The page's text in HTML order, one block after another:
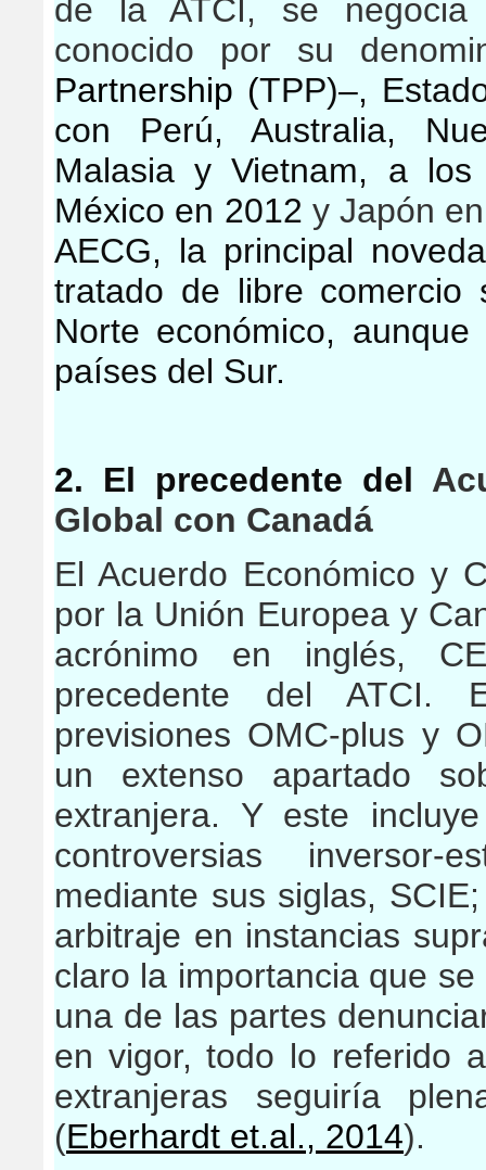
de la ATCI, se negocia
conocido por su
Partnership (TPP)–,
con Perú, Australia,
Malasia y Vietnam, a
México en 2012 y Japón
AECG, la principal
tratado de libre comercio
Norte económico,
países del Sur.
2. El precedente del
Global con Canadá
El Acuerdo Económico y
por la Unión Europea y
acrónimo en inglés,
precedente del ATCI.
previsiones OMC-plus y
un extenso apartado
extranjera. Y este
controversias
mediante sus siglas,
arbitraje en instancias
claro la importancia que
una de las partes
en vigor, todo lo referido
extranjeras seguiría
(Eberhardt et.al., 2014).